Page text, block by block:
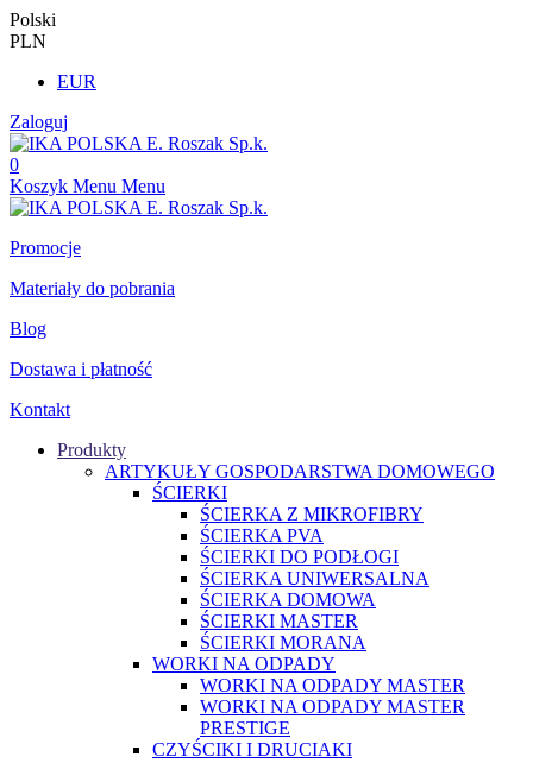
Polski
PLN
EUR
Zaloguj
0
Koszyk Menu Menu
Promocje
Materiały do pobrania
Blog
Dostawa i płatność
Kontakt
Produkty
ARTYKUŁY GOSPODARSTWA DOMOWEGO
ŚCIERKI
ŚCIERKA Z MIKROFIBRY
ŚCIERKA PVA
ŚCIERKI DO PODŁOGI
ŚCIERKA UNIWERSALNA
ŚCIERKA DOMOWA
ŚCIERKI MASTER
ŚCIERKI MORANA
WORKI NA ODPADY
WORKI NA ODPADY MASTER
WORKI NA ODPADY MASTER
PRESTIGE
CZYŚCIKI I DRUCIAKI